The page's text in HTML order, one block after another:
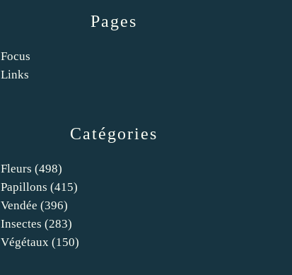
Catégories
Fleurs (498)
Papillons (415)
Vendée (396)
Insectes (283)
Végétaux (150)
Pages
Focus
Links